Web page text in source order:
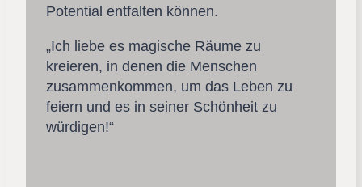
Potential entfalten können.
„Ich liebe es magische Räume zu
kreieren, in denen die Menschen
zusammenkommen, um das Leben zu
feiern und es in seiner Schönheit zu
würdigen!“